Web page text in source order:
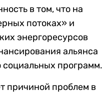
в том, что на
потоках» и
энергоресурсов
альянса
программ.
причиной проблем в